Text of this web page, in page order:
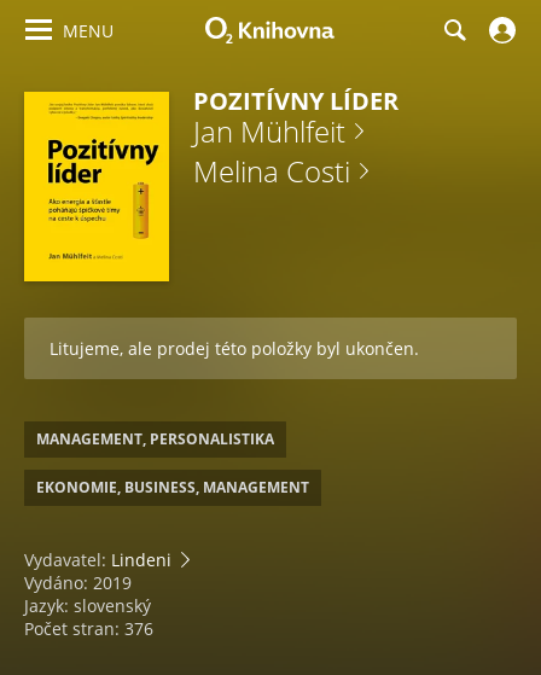
MENU
POZITÍVNY LÍDER
Jan Mühlfeit
Melina Costi
Litujeme, ale prodej této položky byl ukončen.
MANAGEMENT, PERSONALISTIKA
EKONOMIE, BUSINESS, MANAGEMENT
Vydavatel: Lindeni
Vydáno: 2019
Jazyk: slovenský
Počet stran: 376